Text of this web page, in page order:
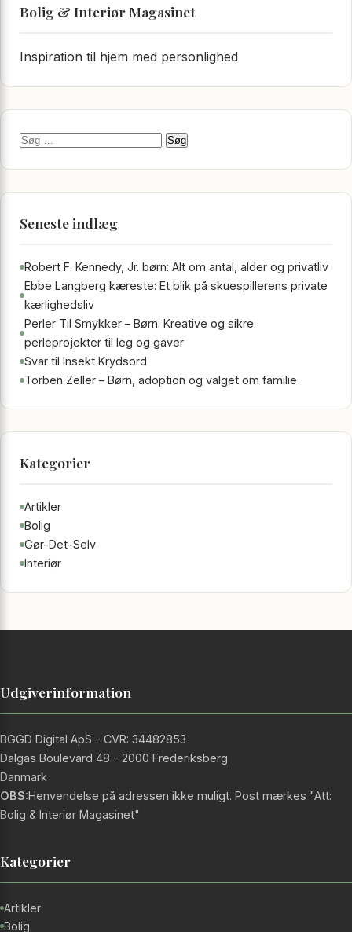
Bolig & Interiør Magasinet
Inspiration til hjem med personlighed
Søg efter:
Seneste indlæg
Robert F. Kennedy, Jr. børn: Alt om antal, alder og privatliv
Ebbe Langberg kæreste: Et blik på skuespillerens private
kærlighedsliv
Perler Til Smykker – Børn: Kreative og sikre
perleprojekter til leg og gaver
Svar til Insekt Krydsord
Torben Zeller – Børn, adoption og valget om familie
Kategorier
Artikler
Bolig
Gør-Det-Selv
Interiør
Udgiverinformation
BGGD Digital ApS - CVR: 34482853
Dalgas Boulevard 48 - 2000 Frederiksberg
Danmark
OBS:Henvendelse på adressen ikke muligt. Post mærkes "Att:
Bolig & Interiør Magasinet"
Kategorier
Artikler
Bolig